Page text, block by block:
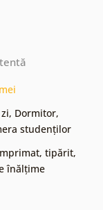
, Dormitor,
studenților
tipărit,
înălțime